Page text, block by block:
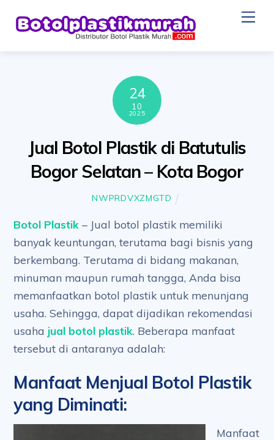
24
10
2025
Jual Botol Plastik di Batutulis
Bogor Selatan – Kota Bogor
NWPRDVXZMGTD
Botol Plastik – Jual botol plastik memiliki
banyak keuntungan, terutama bagi bisnis yang
berkembang. Terutama di bidang makanan,
minuman maupun rumah tangga, Anda bisa
memanfaatkan botol plastik untuk menunjang
usaha. Sehingga, dapat dijadikan rekomendasi
usaha jual botol plastik. Beberapa manfaat
tersebut di antaranya adalah:
Manfaat Menjual Botol Plastik
yang Diminati:
Manfaat